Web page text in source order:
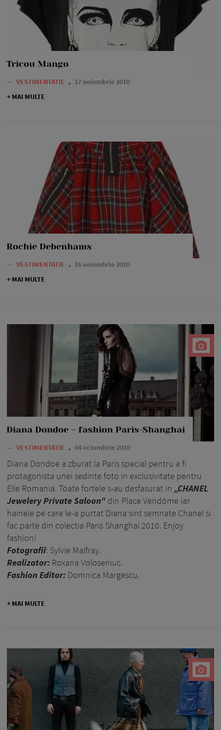
Tricou Mango
— VESTIMENTATIE
17 noiembrie 2010
+ MAI MULTE
Rochie Debenhams
— VESTIMENTATIE
16 noiembrie 2010
+ MAI MULTE
Diana Dondoe – fashion Paris-Shanghai
— VESTIMENTATIE 04 octombrie 2010
Diana Dondoe a zburat la Paris special pentru a fi
protagonista unei sedinte foto in exclusivitate pentru
Elle Romania. Toate fortele s-au desfasurat in „CHANEL
Jewelery Private Saloon“ din Place Vendôme iar
hainele pe care le-a purtat Diana sint semnate Chanel si
fac parte din colectia Paris Shanghai 2010. Enjoy
fashion!
Fotografii: Sylvie Malfray.
Realizator: Roxana Voloseniuc.
Fashion Editor: Domnica Margescu.
+ MAI MULTE